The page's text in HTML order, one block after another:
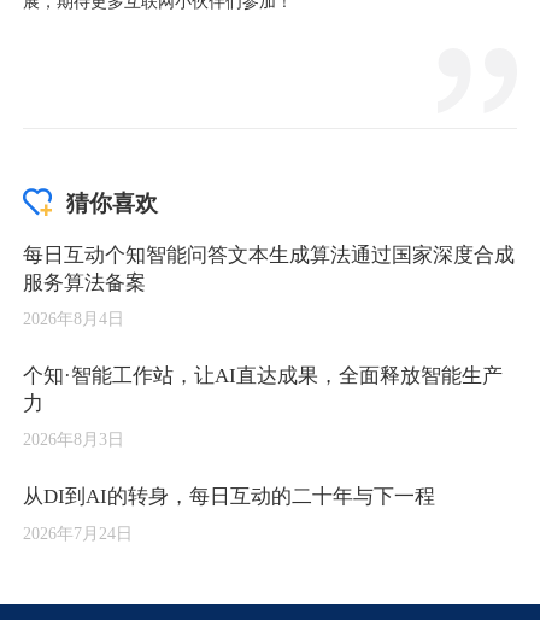
猜你喜欢
每日互动个知智能问答文本生成算法通过国家深度合成
服务算法备案
2026年8月4日
个知·智能工作站，让AI直达成果，全面释放智能生产
力
2026年8月3日
从DI到AI的转身，每日互动的二十年与下一程
2026年7月24日